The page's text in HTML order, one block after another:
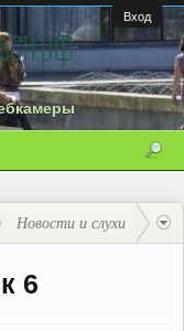
Вход
Новости и слухи
6